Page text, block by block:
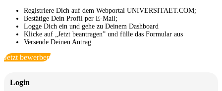
Registriere Dich auf dem Webportal UNIVERSITAET.COM;
Bestätige Dein Profil per E-Mail;
Logge Dich ein und gehe zu Deinem Dashboard
Klicke auf „Jetzt beantragen” und fülle das Formular aus
Versende Deinen Antrag
Jetzt bewerben
Login